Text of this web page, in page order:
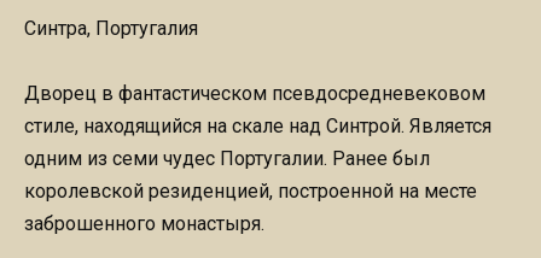
Синтра, Португалия
Дворец в фантастическом псевдосредневековом
стиле, находящийся на скале над Синтрой. Является
одним из семи чудес Португалии. Ранее был
королевской резиденцией, построенной на месте
заброшенного монастыря.